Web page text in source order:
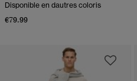
Disponible en dautres coloris
€79.99